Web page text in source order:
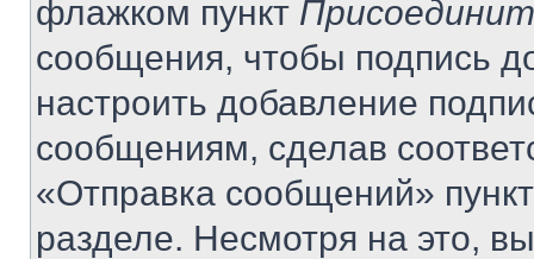
флажком пункт
сообщения, чтобы подпись
настроить добавление
сообщениям, сделав
«Отправка сообщений»
разделе. Несмотря на это,